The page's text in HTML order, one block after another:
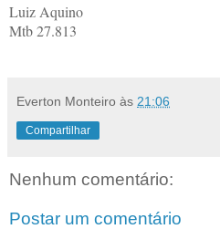
Luiz Aquino
Mtb 27.813
Everton Monteiro às 21:06
Compartilhar
Nenhum comentário:
Postar um comentário